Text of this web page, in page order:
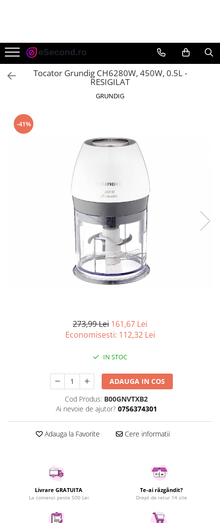
Auto Moto
Accesorii Auto
Anvelope & Jante
Electronice Auto
Intretinere & Cosmetica auto
Reparatii si echipamente auto
Casa, Gradina & Bricolaj
Curatenie si intretinere
Mobila gradina & terasa
Scule electrice si unelte
Silicon, spume si solutii tehnice
Textile si covoare
Utilaje si materiale de constructii
Laptop, Tablete & Telefoane
Accesorii tablete
Telefoane Mobile & accesorii
Tocator Grundig CH6280W, 450W, 0.5L -
RESIGILAT
GRUNDIG
-41%
273,99 Lei 161,67 Lei
Economisesti: 112,32 Lei
IN STOC
ADAUGA IN COS
Cod Produs: B00GNVTXB2
Ai nevoie de ajutor? 0756374301
Adauga la Favorite Cere informatii
Livrare GRATUITA
La comenzi peste 500 Lei
Te-ai răzgândit?
Drept de retur 14 zile